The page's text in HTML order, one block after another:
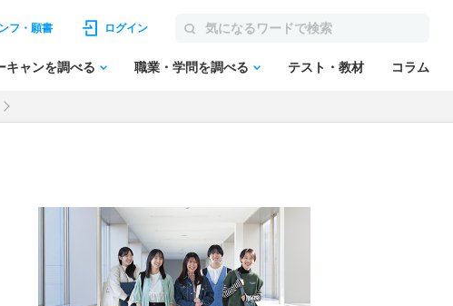
フ・願書 ログイン
キャンを調べる 職業・学問を調べる テスト・教材 コラム